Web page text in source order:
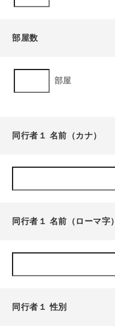
部屋数
部屋
同行者１ 名前（カナ）
同行者１ 名前（ローマ字）
同行者１ 性別